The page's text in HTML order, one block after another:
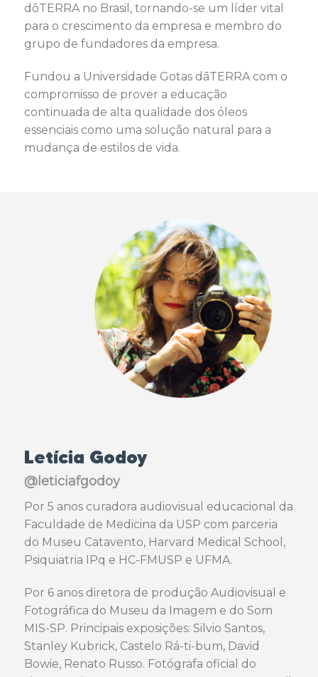
dōTERRA no Brasil, tornando-se um líder vital
para o crescimento da empresa e membro do
grupo de fundadores da empresa.
Fundou a Universidade Gotas dāTERRA com o
compromisso de prover a educação
continuada de alta qualidade dos óleos
essenciais como uma solução natural para a
mudança de estilos de vida.
Letícia Godoy
@leticiafgodoy
Por 5 anos curadora audiovisual educacional da
Faculdade de Medicina da USP com parceria
do Museu Catavento, Harvard Medical School,
Psiquiatria IPq e HC-FMUSP e UFMA.
Por 6 anos diretora de produção Audiovisual e
Fotográfica do Museu da Imagem e do Som
MIS-SP. Principais exposições: Silvio Santos,
Stanley Kubrick, Castelo Rá-ti-bum, David
Bowie, Renato Russo. Fotógrafa oficial do